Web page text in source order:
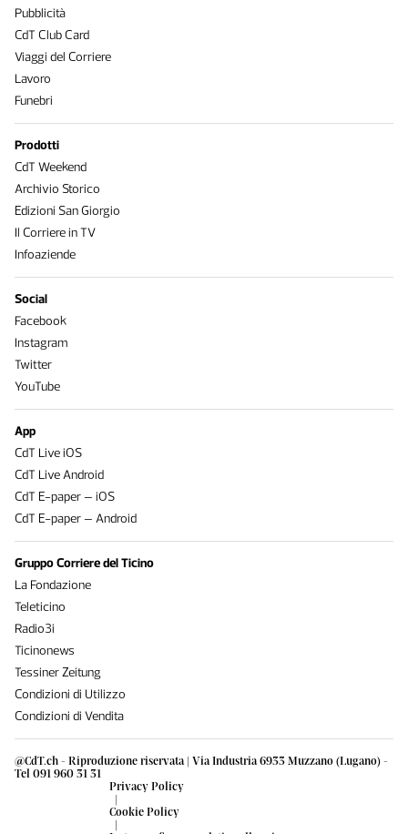
@CdT.ch - Riproduzione riservata | Via Industria 6933 Muzzano (Lugano) -
Tel 091 960 31 31
Privacy Policy
|
Cookie Policy
|
Pubblicità
CdT Club Card
Viaggi del Corriere
Lavoro
Funebri
Prodotti
CdT Weekend
Archivio Storico
Edizioni San Giorgio
Il Corriere in TV
Infoaziende
Social
Facebook
Instagram
Twitter
YouTube
App
CdT Live iOS
CdT Live Android
CdT E-paper – iOS
CdT E-paper – Android
Gruppo Corriere del Ticino
La Fondazione
Teleticino
Radio3i
Ticinonews
Tessiner Zeitung
Condizioni di Utilizzo
Condizioni di Vendita